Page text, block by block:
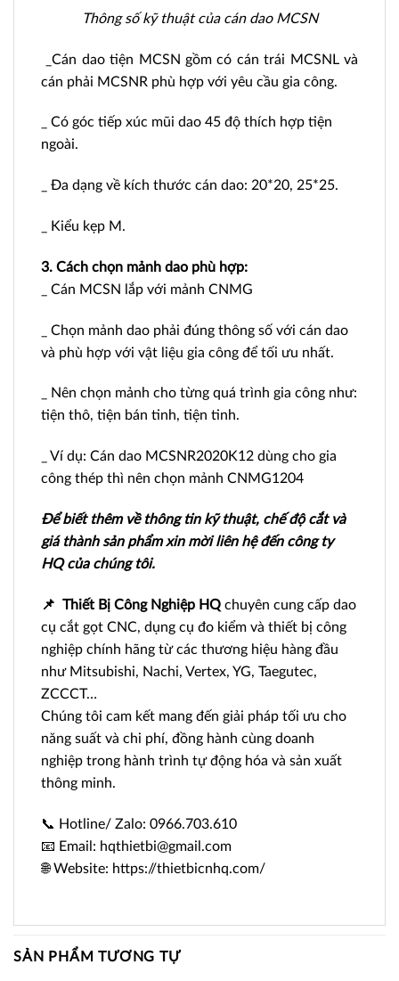
Thông số kỹ thuật của cán dao MCSN
_Cán dao tiện MCSN gồm có cán trái MCSNL và
cán phải MCSNR phù hợp với yêu cầu gia công.
_ Có góc tiếp xúc mũi dao 45 độ thích hợp tiện
ngoài.
_ Đa dạng về kích thước cán dao: 20*20, 25*25.
_ Kiểu kẹp M.
3. Cách chọn mảnh dao phù hợp:
_ Cán MCSN lắp với mảnh CNMG
_ Chọn mảnh dao phải đúng thông số với cán dao
và phù hợp với vật liệu gia công để tối ưu nhất.
_ Nên chọn mảnh cho từng quá trình gia công như:
tiện thô, tiện bán tinh, tiện tinh.
_ Ví dụ: Cán dao MCSNR2020K12 dùng cho gia
công thép thì nên chọn mảnh CNMG1204
Để biết thêm về thông tin kỹ thuật, chế độ cắt và
giá thành sản phẩm xin mời liên hệ đến công ty
HQ của chúng tôi.
📌 Thiết Bị Công Nghiệp HQ chuyên cung cấp dao
cụ cắt gọt CNC, dụng cụ đo kiểm và thiết bị công
nghiệp chính hãng từ các thương hiệu hàng đầu
như Mitsubishi, Nachi, Vertex, YG, Taegutec,
ZCCCT…
Chúng tôi cam kết mang đến giải pháp tối ưu cho
năng suất và chi phí, đồng hành cùng doanh
nghiệp trong hành trình tự động hóa và sản xuất
thông minh.
📞 Hotline/ Zalo: 0966.703.610
📧 Email: hqthietbi@gmail.com
🌐 Website: https://thietbicnhq.com/
SẢN PHẨM TƯƠNG TỰ